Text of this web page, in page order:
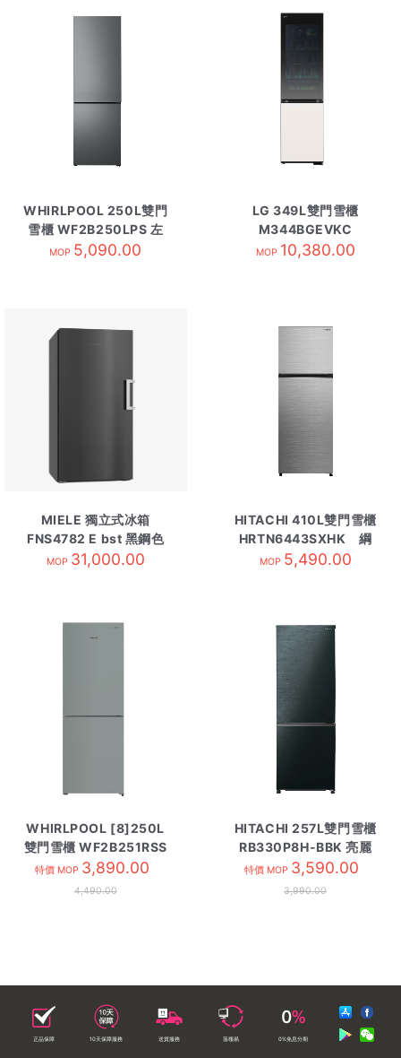
WHIRLPOOL 250L雙門
雪櫃 WF2B250LPS 左
MOP 5,090.00
LG 349L雙門雪櫃
M344BGEVKC
MOP 10,380.00
MIELE 獨立式冰箱
FNS4782 E bst 黑鋼色
MOP 31,000.00
HITACHI 410L雙門雪櫃
HRTN6443SXHK 綱
灰
MOP 5,490.00
WHIRLPOOL [8]250L
雙門雪櫃 WF2B251RSS
特價 MOP 3,890.00
4,490.00
HITACHI 257L雙門雪櫃
RB330P8H-BBK 亮麗
黑
特價 MOP 3,590.00
3,990.00
正品保障 10天保障服務 送貨服務 落樓易 0%免息分期